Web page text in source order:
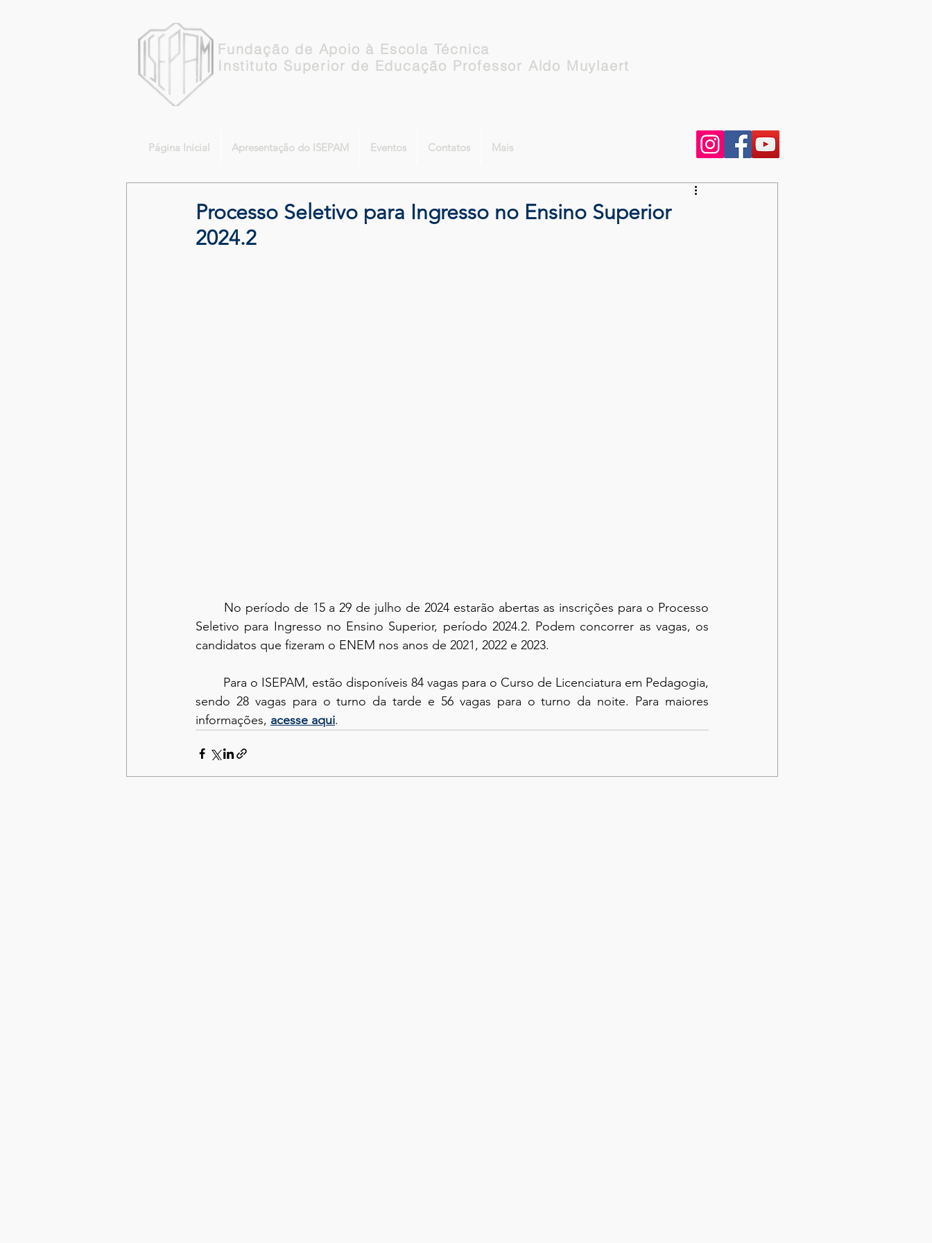
Fundação de Apoio à Escola Técnica
Instituto Superior de Educação Professor Aldo Muylaert
Página Inicial Apresentação do ISEPAM Eventos Contatos Mais
Processo Seletivo para Ingresso no Ensino Superior
2024.2
Seletivo para Ingresso no Ensino Superior, período 2024.2. Podem concorrer as vagas, os
candidatos que fizeram o ENEM nos anos de 2021, 2022 e 2023.
sendo 28 vagas para o turno da tarde e 56 vagas para o turno da noite. Para maiores
informações, acesse aqui.